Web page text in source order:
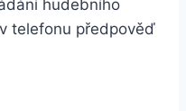
hudebního
telefonu předpověď